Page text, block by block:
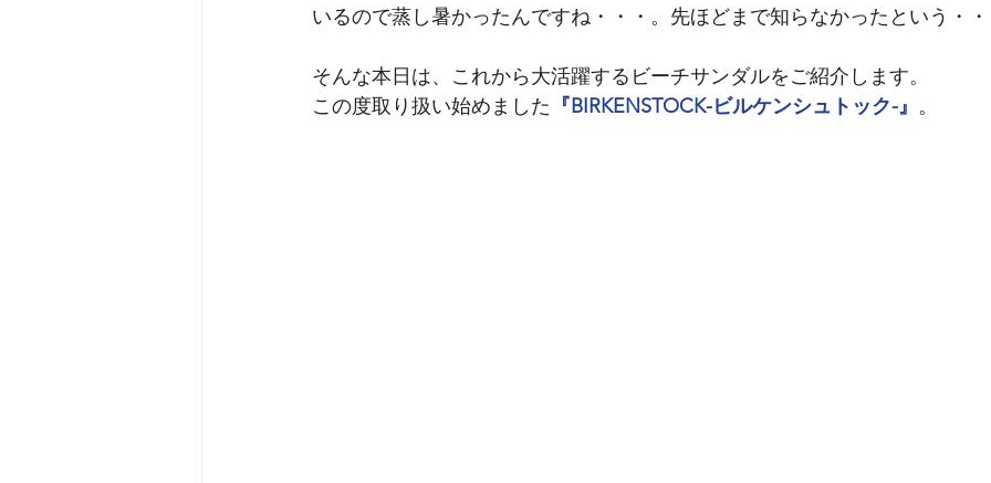
オロビアンコ emu RRANCESCO BENIGNO ナカジマ靴店 BIRKENSTOCK
いるので蒸し暑かったんですね・・・。先ほどまで知らなかったという・
そんな本日は、これから大活躍するビーチサンダルをご紹介します。
この度取り扱い始めました 『BIRKENSTOCK-ビルケンシュトック-』 。